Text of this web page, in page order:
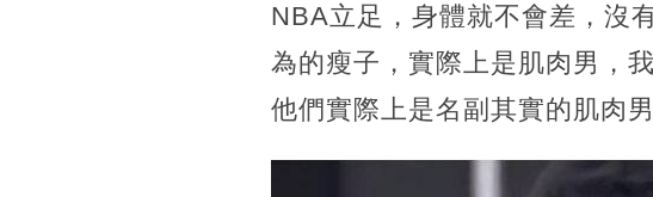
NBA立足，身體就不會差，沒
為的瘦子，實際上是肌肉男，
他們實際上是名副其實的肌肉男